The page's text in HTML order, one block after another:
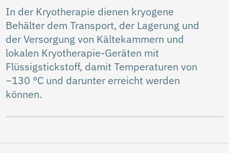
In der Kryotherapie dienen kryogene
Behälter dem Transport, der Lagerung und
der Versorgung von Kältekammern und
lokalen Kryotherapie-Geräten mit
Flüssigstickstoff, damit Temperaturen von
−130 °C und darunter erreicht werden
können.